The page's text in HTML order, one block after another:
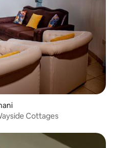
Cottages